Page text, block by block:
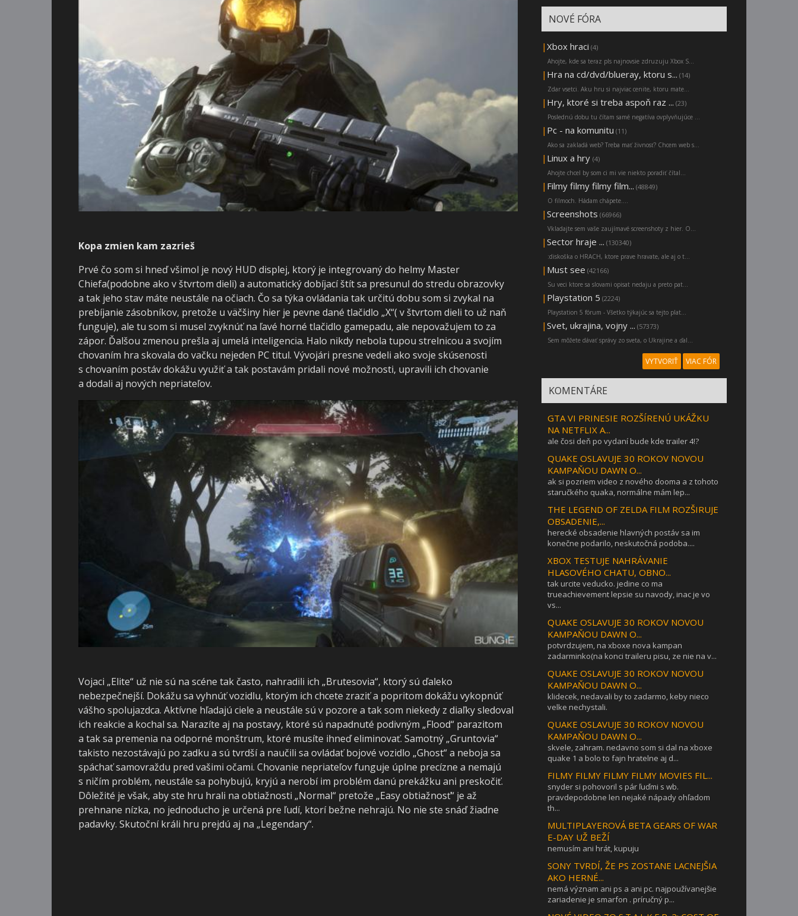
Kopa zmien kam zazrieš
Prvé čo som si hneď všimol je nový HUD displej, ktorý je integrovaný do helmy Master
Chiefa(podobne ako v štvrtom dieli) a automatický dobíjací štít sa presunul do stredu obrazovky
a tak jeho stav máte neustále na očiach. Čo sa týka ovládania tak určitú dobu som si zvykal na
prebíjanie zásobníkov, pretože u väčšiny hier je pevne dané tlačidlo „X“( v štvrtom dieli to už naň
funguje), ale tu som si musel zvyknúť na ľavé horné tlačidlo gamepadu, ale nepovažujem to za
zápor. Ďalšou zmenou prešla aj umelá inteligencia. Halo nikdy nebola tupou strelnicou a svojím
chovaním hra skovala do vačku nejeden PC titul. Vývojári presne vedeli ako svoje skúsenosti
s chovaním postáv dokážu využiť a tak postavám pridali nové možnosti, upravili ich chovanie
a dodali aj nových nepriateľov.
Vojaci „Elite“ už nie sú na scéne tak často, nahradili ich „Brutesovia“, ktorý sú ďaleko
nebezpečnejší. Dokážu sa vyhnúť vozidlu, ktorým ich chcete zraziť a popritom dokážu vykopnúť
vášho spolujazdca. Aktívne hľadajú ciele a neustále sú v pozore a tak som niekedy z diaľky sledoval
ich reakcie a kochal sa. Narazíte aj na postavy, ktoré sú napadnuté podivným „Flood“ parazitom
a tak sa premenia na odporné monštrum, ktoré musíte ihneď eliminovať. Samotný „Gruntovia“
takisto nezostávajú po zadku a sú tvrdší a naučili sa ovládať bojové vozidlo „Ghost“ a neboja sa
spáchať samovraždu pred vašimi očami. Chovanie nepriateľov funguje úplne precízne a nemajú
s ničím problém, neustále sa pohybujú, kryjú a nerobí im problém danú prekážku ani preskočiť.
Dôležité je však, aby ste hru hrali na obtiažnosti „Normal“ pretože „Easy obtiažnosť“ je až
prehnane nízka, no jednoducho je určená pre ľudí, ktorí bežne nehrajú. No nie ste snáď žiadne
padavky. Skutoční králi hru prejdú aj na „Legendary“.
NOVÉ FÓRA
| Xbox hraci (4)
Ahojte, kde sa teraz pls najnovsie zdruzuju Xbox S...
| Hra na cd/dvd/blueray, ktoru s... (14)
Zdar vsetci. Aku hru si najviac cenite, ktoru mate...
| Hry, ktoré si treba aspoň raz ... (23)
Poslednú dobu tu čítam samé negatíva ovplyvňujúce ...
| Pc - na komunitu (11)
Ako sa zakladá web? Treba mať živnosť? Chcem web s...
| Linux a hry (4)
Ahojte chcel by som ci mi vie niekto poradiť čítal...
| Filmy filmy filmy film... (48849)
O filmoch. Hádam chápete....
| Screenshots (66966)
Vkladajte sem vaše zaujímavé screenshoty z hier. O...
| Sector hraje ... (130340)
:diskoška o HRACH, ktore prave hravate, ale aj o t...
| Must see (42166)
Su veci ktore sa slovami opisat nedaju a preto pat...
| Playstation 5 (2224)
Playstation 5 fórum - Všetko týkajúc sa tejto plat...
| Svet, ukrajina, vojny ... (57373)
Sem môžete dávať správy zo sveta, o Ukrajine a ďal...
VYTVORIŤ VIAC FÓR
KOMENTÁRE
GTA VI PRINESIE ROZŠÍRENÚ UKÁŽKU
NA NETFLIX A...
ale čosi deň po vydaní bude kde trailer 4!?
QUAKE OSLAVUJE 30 ROKOV NOVOU
KAMPAŇOU DAWN O...
ak si pozriem video z nového dooma a z tohoto
staručkého quaka, normálne mám lep...
THE LEGEND OF ZELDA FILM ROZŠIRUJE
OBSADENIE,...
herecké obsadenie hlavných postáv sa im
konečne podarilo, neskutočná podoba....
XBOX TESTUJE NAHRÁVANIE
HLASOVÉHO CHATU, OBNO...
tak urcite veducko. jedine co ma
trueachievement lepsie su navody, inac je vo
vs...
QUAKE OSLAVUJE 30 ROKOV NOVOU
KAMPAŇOU DAWN O...
potvrdzujem, na xboxe nova kampan
zadarminko(na konci traileru pisu, ze nie na v...
QUAKE OSLAVUJE 30 ROKOV NOVOU
KAMPAŇOU DAWN O...
klidecek, nedavali by to zadarmo, keby nieco
velke nechystali.
QUAKE OSLAVUJE 30 ROKOV NOVOU
KAMPAŇOU DAWN O...
skvele, zahram. nedavno som si dal na xboxe
quake 1 a bolo to fajn hratelne aj d...
FILMY FILMY FILMY FILMY MOVIES FIL...
snyder si pohovoril s pár ľuďmi s wb.
pravdepodobne len nejaké nápady ohľadom
th...
MULTIPLAYEROVÁ BETA GEARS OF WAR
E-DAY UŽ BEŽÍ
nemusím ani hrát, kupuju
SONY TVRDÍ, ŽE PS ZOSTANE LACNEJŠIA
AKO HERNÉ...
nemá význam ani ps a ani pc. najpoužívanejšie
zariadenie je smarfon . príručný p...